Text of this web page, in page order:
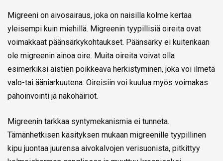
Migreeni on aivosairaus, joka on naisilla kolme kertaa
yleisempi kuin miehillä. Migreenin tyypillisiä oireita ovat
voimakkaat päänsärkykohtaukset. Päänsärky ei kuitenkaan
ole migreenin ainoa oire. Muita oireita voivat olla
esimerkiksi aistien poikkeava herkistyminen, joka voi ilmetä
valo-tai ääniarkuutena. Oireisiin voi kuulua myös voimakas
pahoinvointi ja näköhäiriöt.
Migreenin tarkkaa syntymekanismia ei tunneta.
Tämänhetkisen käsityksen mukaan migreenille tyypillinen
kipu juontaa juurensa aivokalvojen verisuonista, pitkittyy